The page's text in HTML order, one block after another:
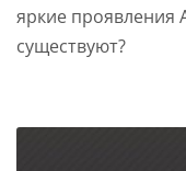
яркие проявления
существуют?